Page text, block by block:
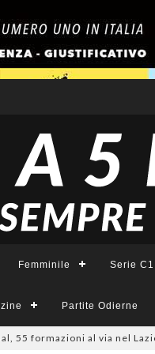
Femminile Serie C1
Partite Odierne
al via nel Lazio: la